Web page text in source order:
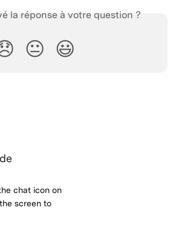
la réponse à votre question ?
😐 😃
chat icon on
screen to